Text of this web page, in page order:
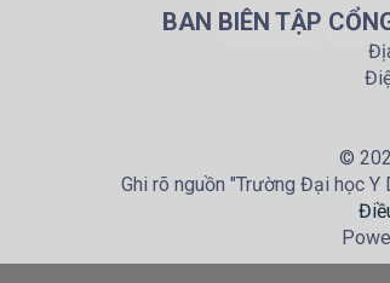
BAN BIÊN TẬP
©
Ghi rõ nguồn "Trường Đại học